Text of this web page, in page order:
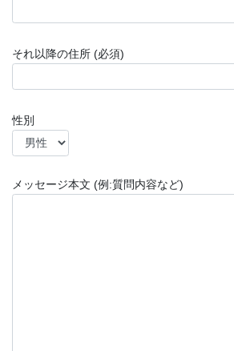
それ以降の住所 (必須)
性別
メッセージ本文 (例:質問内容など)